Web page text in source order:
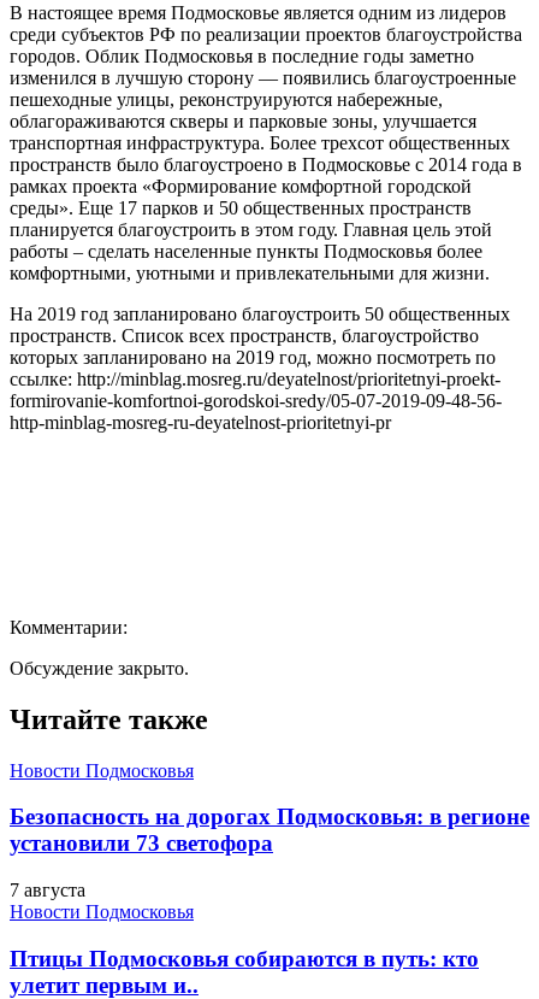
В настоящее время Подмосковье является одним из лидеров
среди субъектов РФ по реализации проектов благоустройства
городов. Облик Подмосковья в последние годы заметно
изменился в лучшую сторону — появились благоустроенные
пешеходные улицы, реконструируются набережные,
облагораживаются скверы и парковые зоны, улучшается
транспортная инфраструктура. Более трехсот общественных
пространств было благоустроено в Подмосковье с 2014 года в
рамках проекта «Формирование комфортной городской
среды». Еще 17 парков и 50 общественных пространств
планируется благоустроить в этом году. Главная цель этой
работы – сделать населенные пункты Подмосковья более
комфортными, уютными и привлекательными для жизни.
На 2019 год запланировано благоустроить 50 общественных
пространств. Список всех пространств, благоустройство
которых запланировано на 2019 год, можно посмотреть по
ссылке: http://minblag.mosreg.ru/deyatelnost/prioritetnyi-proekt-
formirovanie-komfortnoi-gorodskoi-sredy/05-07-2019-09-48-56-
http-minblag-mosreg-ru-deyatelnost-prioritetnyi-pr
Комментарии:
Обсуждение закрыто.
Читайте также
Новости Подмосковья
Безопасность на дорогах Подмосковья: в регионе
установили 73 светофора
7 августа
Новости Подмосковья
Птицы Подмосковья собираются в путь: кто
улетит первым и..